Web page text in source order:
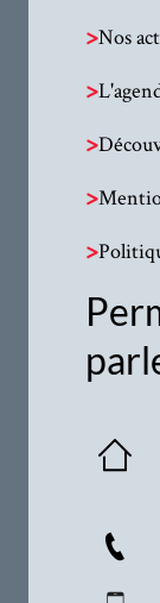
>Nos
>
>
>
>